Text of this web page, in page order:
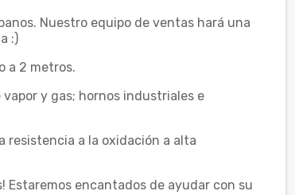
Nuestro equipo de ventas hará una
:)
a 2 metros.
y gas; hornos industriales e
resistencia a la oxidación a alta
Estaremos encantados de ayudar con su